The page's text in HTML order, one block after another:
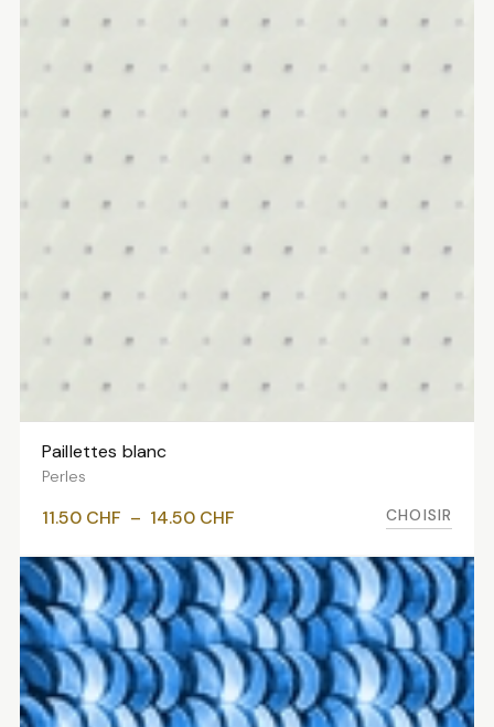
VOIR LES VARIANTES
Paillettes blanc
Perles
11.50 CHF – 14.50 CHFPlage
prix :
11.50 CHF
à
14.50 CHF
CHOISIR